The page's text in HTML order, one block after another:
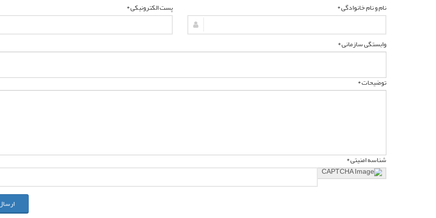
نام و نام خانوادگی * پست الکترونیکی *
وابستگی سازمانی *
توضیحات *
شناسه امنیتی *